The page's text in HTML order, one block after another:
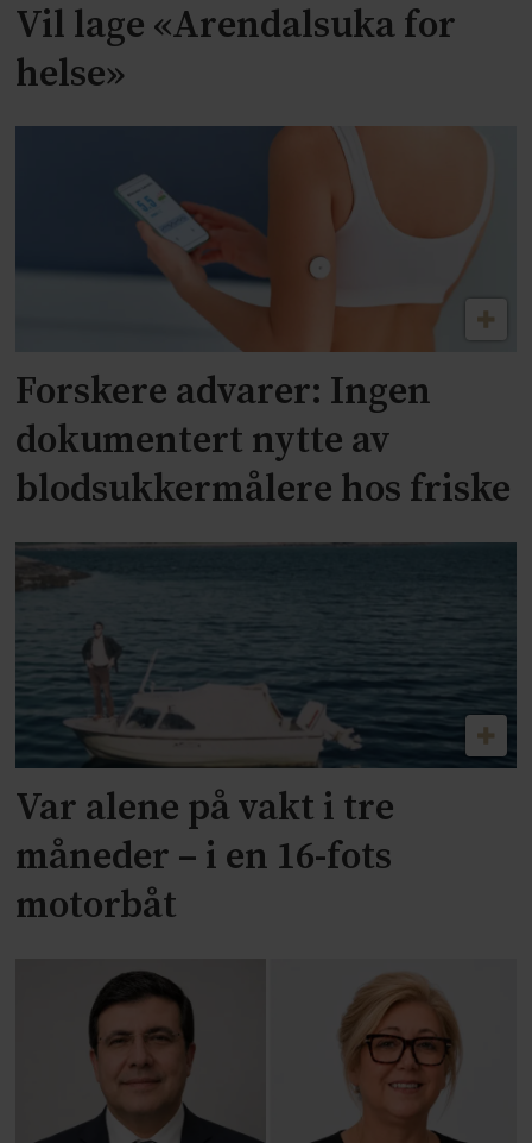
Vil lage «Arendalsuka for
helse»
Forskere advarer: Ingen
dokumentert nytte av
blodsukkermålere hos friske
Var alene på vakt i tre
måneder – i en 16-fots
motorbåt